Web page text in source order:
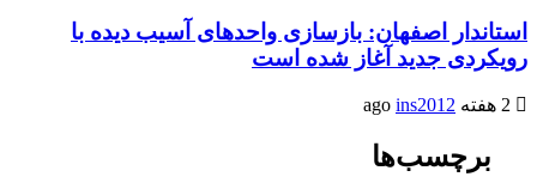
استاندار اصفهان: بازسازی واحدهای آسیب دیده با
رویکردی جدید آغاز شده است
ins2012
برچسب‌ها